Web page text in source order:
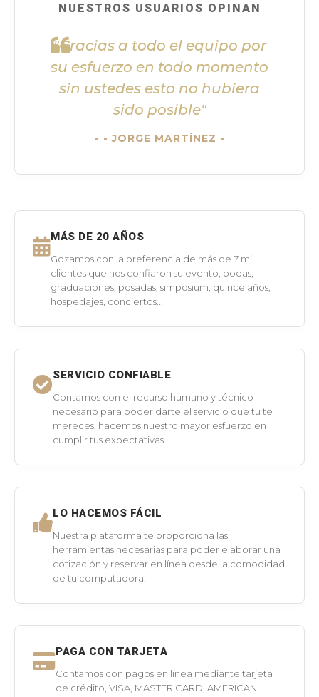
NUESTROS USUARIOS OPINAN
"Gracias a todo el equipo por
su esfuerzo en todo momento
sin ustedes esto no hubiera
sido posible"
- JORGE MARTÍNEZ -
MÁS DE 20 AÑOS
Gozamos con la preferencia de más de 7 mil
clientes que nos confiaron su evento, bodas,
graduaciones, posadas, simposium, quince años,
hospedajes, conciertos...
SERVICIO CONFIABLE
Contamos con el recurso humano y técnico
necesario para poder darte el servicio que tu te
mereces, hacemos nuestro mayor esfuerzo en
cumplir tus expectativas
LO HACEMOS FÁCIL
Nuestra plataforma te proporciona las
herramientas necesarias para poder elaborar una
cotización y reservar en línea desde la comodidad
de tu computadora.
PAGA CON TARJETA
Contamos con pagos en línea mediante tarjeta
de crédito, VISA, MASTER CARD, AMERICAN